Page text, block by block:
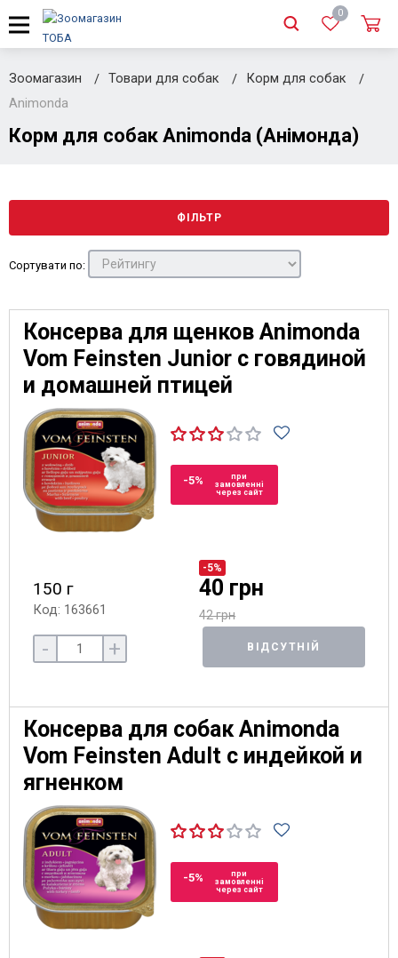
0
Зоомагазин Товари для собак
Корм для собак
Animonda
Корм для собак Animonda (Анімонда)
ФІЛЬТР
Сортувати по:
Консерва для щенков Animonda
Vom Feinsten Junior с говядиной
и домашней птицей
-5%
при
замовленні
через сайт
150 г
Код: 163661
-5%
40 грн
42 грн
- + ВІДСУТНІЙ
Консерва для собак Animonda
Vom Feinsten Adult с индейкой и
ягненком
-5%
при
замовленні
через сайт